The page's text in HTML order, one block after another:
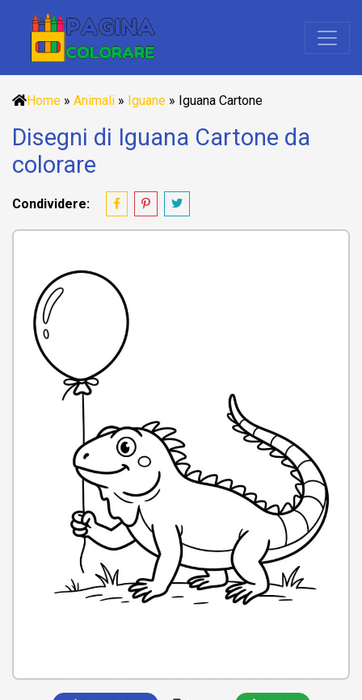
Home » Animali » Iguane » Iguana Cartone
Disegni di Iguana Cartone da
colorare
Condividere: